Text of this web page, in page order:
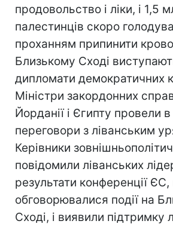
продовольство і ліки, і 1,5
палестинців скоро
проханням припинити
Близькому Сході
дипломати демократичних
Міністри закордонних справ
Йорданії і Єгипту провели
переговори з ліванським
Керівники
повідомили ліванських
результати конференції ЄС,
обговорювалися події на
Сході, і виявили підтримку